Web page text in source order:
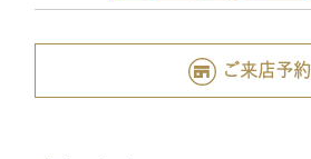
ご来店予約